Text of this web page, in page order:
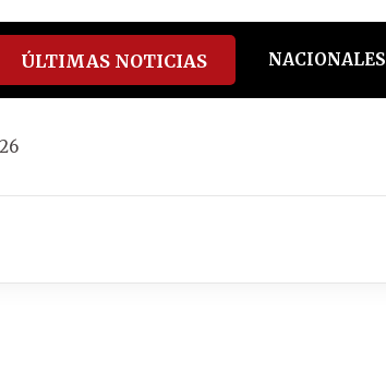
tiktokyoutube
spotify
ÚLTIMAS NOTICIAS NACIONALES